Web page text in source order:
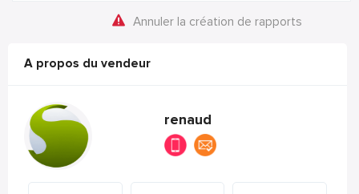
Annuler la création de rapports
A propos du vendeur
renaud